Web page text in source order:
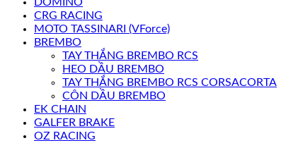
DOMINO
CRG RACING
MOTO TASSINARI (VForce)
BREMBO
TAY THẮNG BREMBO RCS
HEO DẦU BREMBO
TAY THẮNG BREMBO RCS CORSACORTA
CÔN DẦU BREMBO
EK CHAIN
GALFER BRAKE
OZ RACING